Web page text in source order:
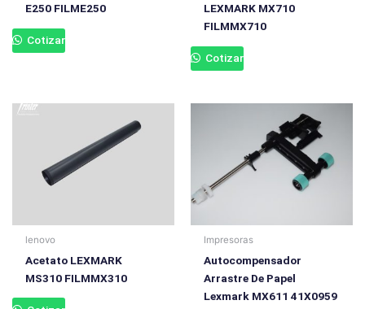
E250 FILME250
Cotizar
LEXMARK MX710
FILMMX710
Cotizar
lenovo
Acetato LEXMARK
MS310 FILMMX310
Impresoras
Autocompensador
Arrastre De Papel
Lexmark MX611 41X0959